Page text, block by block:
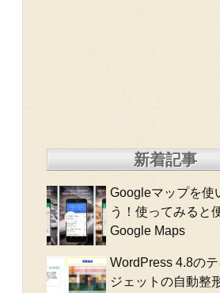
新着記事
Googleマップを使
う！使ってみると
Google Maps
WordPress 4.8の
ジェットの自動整